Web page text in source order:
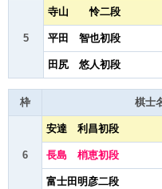
5
寺山 怜二段
平田 智也初段
田尻 悠人初段
枠 棋士
6
安達 利昌初段
長島 梢恵初段
富士田明彦二段